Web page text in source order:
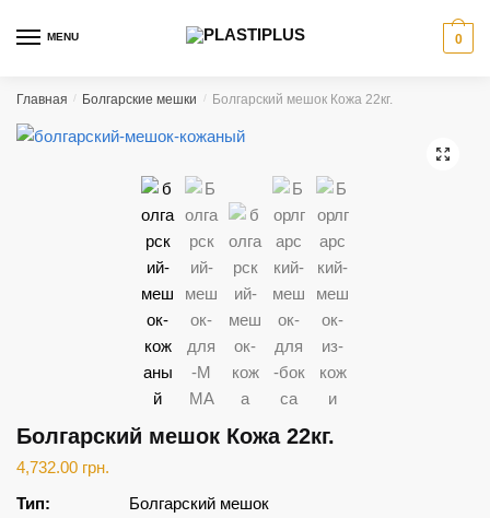
MENU 0
Главная / Болгарские мешки / Болгарский мешок Кожа 22кг.
🔍
Болгарский мешок Кожа 22кг.
4,732.00 грн.
Тип: Болгарский мешок